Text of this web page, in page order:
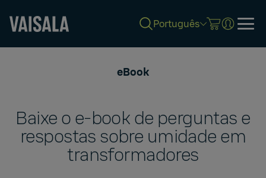
Português
eBook
Baixe o e-book de perguntas e
respostas sobre umidade em
transformadores